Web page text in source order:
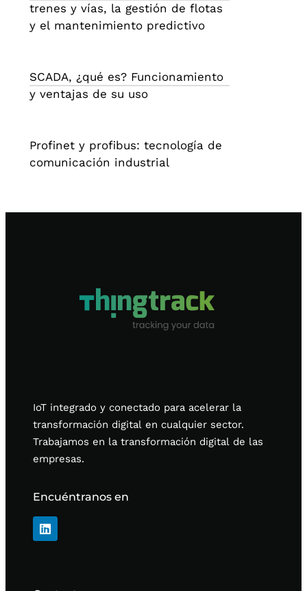
trenes y vías, la gestión de flotas
y el mantenimiento predictivo
SCADA, ¿qué es? Funcionamiento
y ventajas de su uso
Profinet y profibus: tecnología de
comunicación industrial
IoT integrado y conectado para acelerar la
transformación digital en cualquier sector.
Trabajamos en la transformación digital de las
empresas.
Encuéntranos en